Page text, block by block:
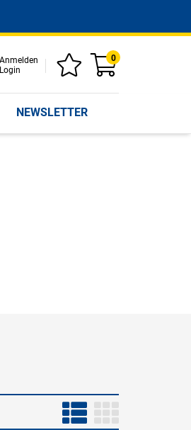
Anmelden
Login
0
NEWSLETTER